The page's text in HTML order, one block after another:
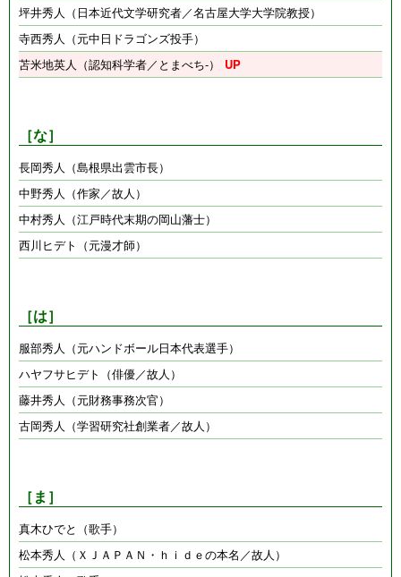
坪井秀人（日本近代文学研究者／名古屋大学大学院教授）
寺西秀人（元中日ドラゴンズ投手）
苫米地英人（認知科学者／とまべち-）
［な］
長岡秀人（島根県出雲市長）
中野秀人（作家／故人）
中村秀人（江戸時代末期の岡山藩士）
西川ヒデト（元漫才師）
［は］
服部秀人（元ハンドボール日本代表選手）
ハヤフサヒデト（俳優／故人）
藤井秀人（元財務事務次官）
古岡秀人（学習研究社創業者／故人）
［ま］
真木ひでと（歌手）
松本秀人（ＸＪＡＰＡＮ・ｈｉｄｅの本名／故人）